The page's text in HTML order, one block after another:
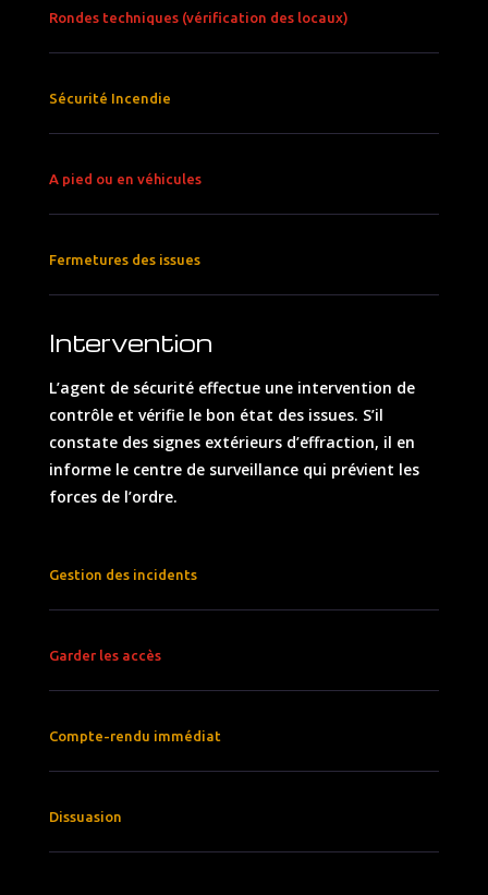
Rondes techniques (vérification des locaux)
Sécurité Incendie
A pied ou en véhicules
Fermetures des issues
Intervention
L’agent de sécurité effectue une intervention de
contrôle et vérifie le bon état des issues. S’il
constate des signes extérieurs d’effraction, il en
informe le centre de surveillance qui prévient les
forces de l’ordre.
Gestion des incidents
Garder les accès
Compte-rendu immédiat
Dissuasion